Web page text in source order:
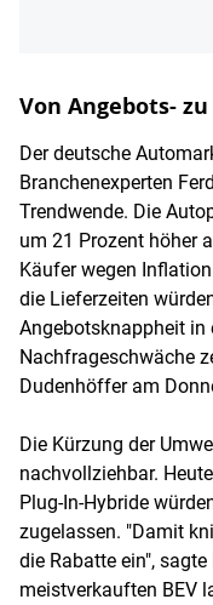
Von Angebots-
Der deutsche
Branchenexperten
Trendwende. Die
um 21 Prozent höher
Käufer wegen
die Lieferzeiten
Angebotsknappheit in
Nachfrageschwäche
Dudenhöffer am
Die Kürzung der
nachvollziehbar.
Plug-In-Hybride
zugelassen. "Damit
die Rabatte ein",
meistverkauften BEV